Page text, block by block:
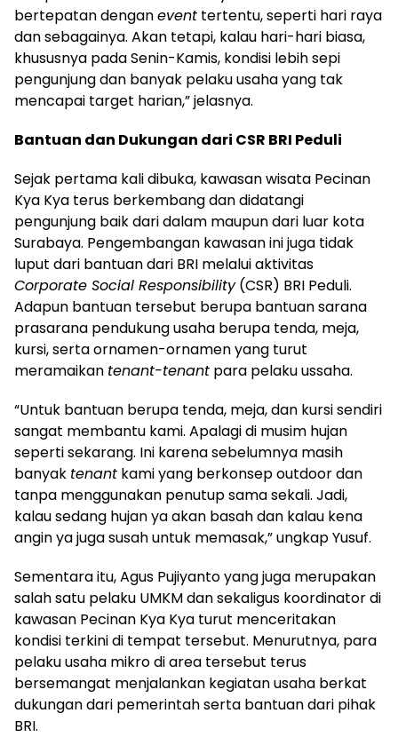
bertepatan denganevent tertentu, seperti hari raya
dan sebagainya. Akan tetapi, kalau hari-hari biasa,
khususnya pada Senin-Kamis, kondisi lebih sepi
pengunjung dan banyak pelaku usaha yang tak
mencapai target harian,” jelasnya.
Bantuan dan Dukungan dari CSR BRI Peduli
Sejak pertama kali dibuka, kawasan wisata Pecinan
Kya Kya terus berkembang dan didatangi
pengunjung baik dari dalam maupun dari luar kota
Surabaya. Pengembangan kawasan ini juga tidak
luput dari bantuan dari BRI melalui aktivitas
Corporate Social Responsibility(CSR) BRI Peduli.
Adapun bantuan tersebut berupa bantuan sarana
prasarana pendukung usaha berupa tenda, meja,
kursi, serta ornamen-ornamen yang turut
meramaikan tenant-tenant para pelaku ussaha.
“Untuk bantuan berupa tenda, meja, dan kursi sendiri
sangat membantu kami. Apalagi di musim hujan
seperti sekarang. Ini karena sebelumnya masih
banyak tenant kami yang berkonsep outdoor dan
tanpa menggunakan penutup sama sekali. Jadi,
kalau sedang hujan ya akan basah dan kalau kena
angin ya juga susah untuk memasak,” ungkap Yusuf.
Sementara itu, Agus Pujiyanto yang juga merupakan
salah satu pelaku UMKM dan sekaligus koordinator di
kawasan Pecinan Kya Kya turut menceritakan
kondisi terkini di tempat tersebut. Menurutnya, para
pelaku usaha mikro di area tersebut terus
bersemangat menjalankan kegiatan usaha berkat
dukungan dari pemerintah serta bantuan dari pihak
BRI.